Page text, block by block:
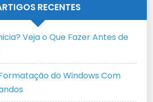
RECENTES
Veja o Que Fazer Antes de
do Windows Com